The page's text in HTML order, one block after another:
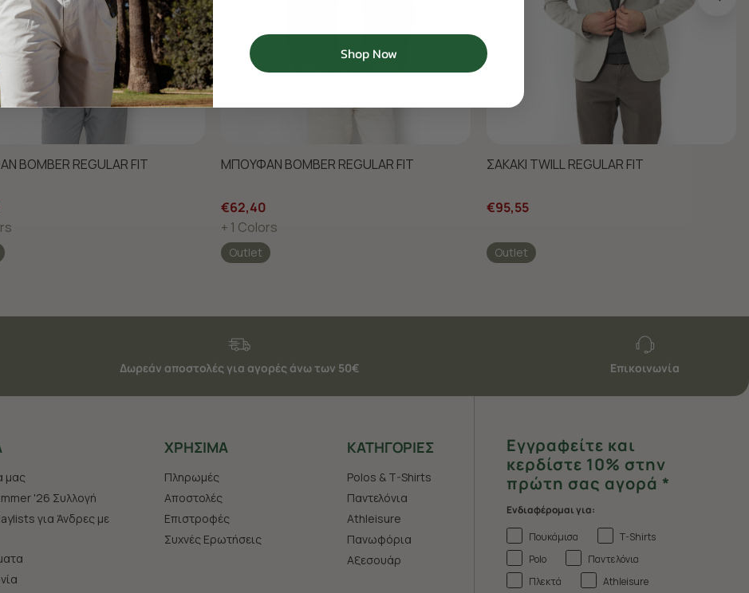
BOMBER REGULAR FIT ΜΠΟΥΦΑΝ BOMBER REGULAR FIT
€62,40
+ 1 Colors
Outlet
ΣΑΚΑΚΙ TWILL REGULAR FIT
€95,55
Outlet
Δωρεάν αποστολές για αγορές άνω των 50€ Επικοινωνία
μας
'26 Συλλογή
για Άνδρες με
ΧΡHΣΙΜΑ
Πληρωμές
Αποστολές
Επιστροφές
Συχνές Ερωτήσεις
ΚΑΤΗΓΟΡΙΕΣ
Polos & T-Shirts
Παντελόνια
Athleisure
Πανωφόρια
Aξεσουάρ
Εγγραφείτε και
κερδίστε 10% στην
πρώτη σας αγορά *
Ενδιαφέρομαι για:
Πουκάμισα
T-Shirts
Polo
Παντελόνια
Πλεκτά
Athleisure
Shop Now